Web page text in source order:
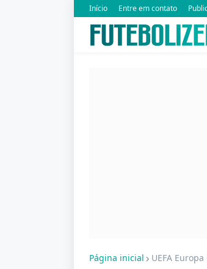
Início Entre em contato
Página inicial UEFA